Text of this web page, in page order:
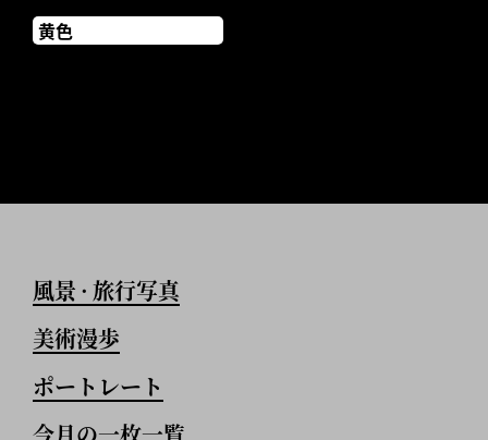
黄色
風景 • 旅行写真
美術漫歩
ポートレート